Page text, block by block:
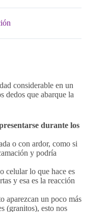
considerable en un
dedos que abarque la
durante los
o con ardor, como si
y podría
celular lo que hace es
y esa es la reacción
aparezcan un poco más
(granitos), esto nos